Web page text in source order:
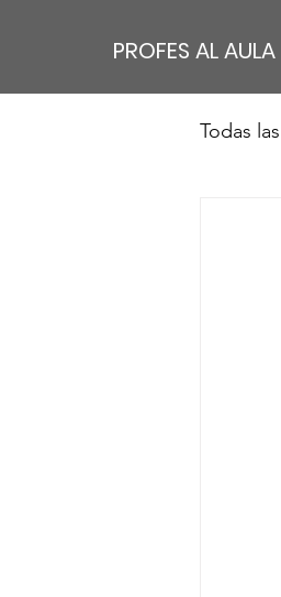
PROFES AL AULA
Todas